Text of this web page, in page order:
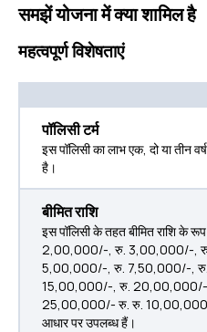
समझें योजना में क्या शामिल है
महत्वपूर्ण विशेषताएं
पॉलिसी टर्म
इस पॉलिसी का लाभ एक, दो या तीन
है।
बीमित राशि
इस पॉलिसी के तहत बीमित राशि के
2,00,000/-, रु. 3,00,000/-,
5,00,000/-, रु. 7,50,000/-,
15,00,000/-, रु. 20,00,000/-
25,00,000/- रु. रु.
आधार पर उपलब्ध हैं।